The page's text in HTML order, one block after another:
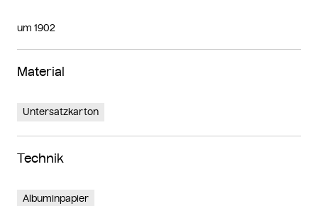
um 1902
Material
Untersatzkarton
Technik
Albuminpapier